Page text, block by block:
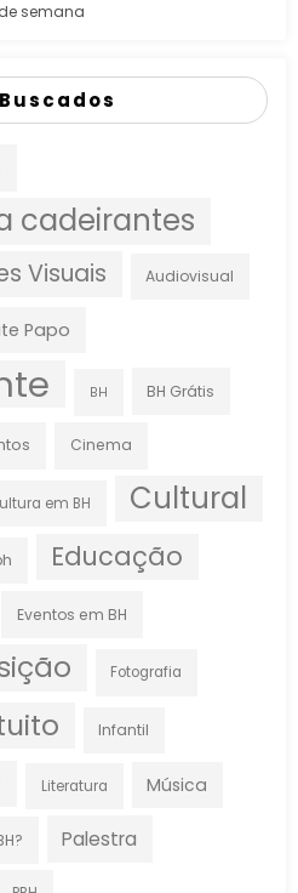
semana
cadeirantes
Visuais Audiovisual
Papo
BH BH Grátis
Cinema
em BH Cultural
Educação
Eventos em BH
Fotografia
Infantil
Literatura Música
Palestra